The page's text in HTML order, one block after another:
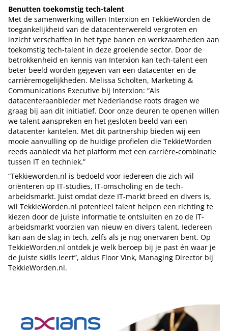
Benutten toekomstig tech-talent
Met de samenwerking willen Interxion en TekkieWorden de
toegankelijkheid van de datacenterwereld vergroten en
inzicht verschaffen in het type banen en werkzaamheden aan
toekomstig tech-talent in deze groeiende sector. Door de
betrokkenheid en kennis van Interxion kan tech-talent een
beter beeld worden gegeven van een datacenter en de
carrièremogelijkheden. Melissa Scholten, Marketing &
Communications Executive bij Interxion: “Als
datacenteraanbieder met Nederlandse roots dragen we
graag bij aan dit initiatief. Door onze deuren te openen willen
we talent aanspreken en het gesloten beeld van een
datacenter kantelen. Met dit partnership bieden wij een
mooie aanvulling op de huidige profielen die TekkieWorden
reeds aanbiedt via het platform met een carrière-combinatie
tussen IT en techniek.”
“Tekkieworden.nl is bedoeld voor iedereen die zich wil
oriënteren op IT-studies, IT-omscholing en de tech-
arbeidsmarkt. Juist omdat deze IT-markt breed en divers is,
wil TekkieWorden.nl potentieel talent helpen een richting te
kiezen door de juiste informatie te ontsluiten en zo de IT-
arbeidsmarkt voorzien van nieuw en divers talent. Iedereen
kan aan de slag in tech, zelfs als je nog onervaren bent. Op
TekkieWorden.nl ontdek je welk beroep bij je past én waar je
de juiste skills leert”, aldus Floor Vink, Managing Director bij
TekkieWorden.nl.